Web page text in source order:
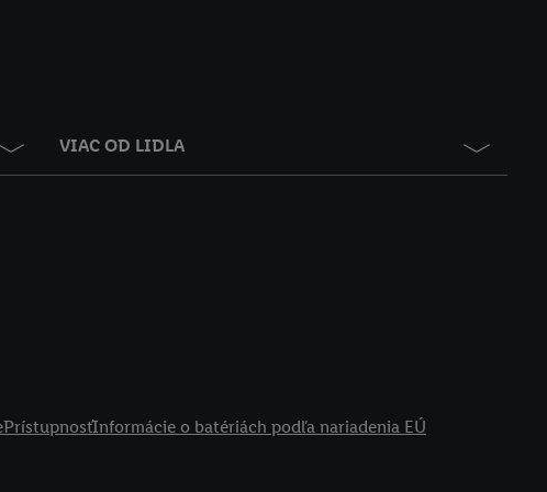
VIAC OD LIDLA
PrístupnosťInformácie o batériách podľa nariadenia EÚ